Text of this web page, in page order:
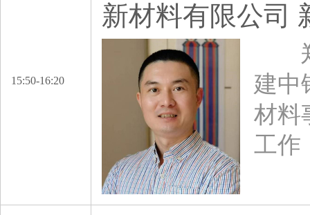
15:50-16:20
新材料有限公司
郑
建中
材料
工作